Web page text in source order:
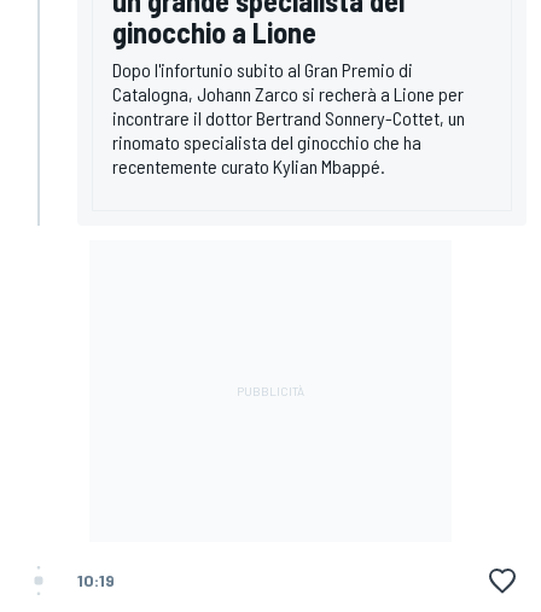
ginocchio a Lione
Dopo l'infortunio subito al Gran Premio di
Catalogna, Johann Zarco si recherà a Lione per
incontrare il dottor Bertrand Sonnery-Cottet, un
rinomato specialista del ginocchio che ha
recentemente curato Kylian Mbappé.
10:19